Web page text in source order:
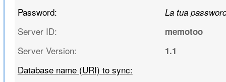
Password: La tua
Server ID: memotoo
Server Version: 1.1
Database name (URI) to sync: